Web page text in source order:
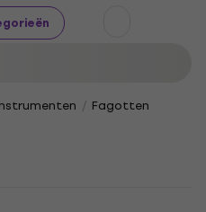
Fagotten